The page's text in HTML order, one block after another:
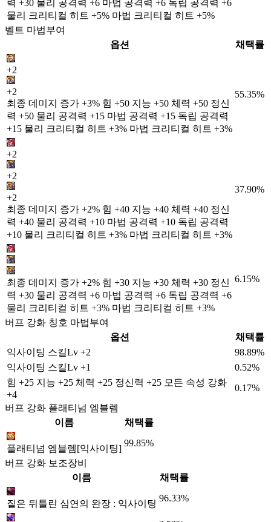
력 +30 물리 공격력 +6 마법 공격력 +6 독립 공격력 +6
물리 크리티컬 히트 +5% 마법 크리티컬 히트 +5%
벨트 마법부여
옵션
채택률
+2
+2
최종 데미지 증가 +3% 힘 +50 지능 +50 체력 +50 정신
력 +50 물리 공격력 +15 마법 공격력 +15 독립 공격력
+15 물리 크리티컬 히트 +3% 마법 크리티컬 히트 +3%
55.35%
+2
+2
+2
최종 데미지 증가 +2% 힘 +40 지능 +40 체력 +40 정신
력 +40 물리 공격력 +10 마법 공격력 +10 독립 공격력
+10 물리 크리티컬 히트 +3% 마법 크리티컬 히트 +3%
37.90%
최종 데미지 증가 +2% 힘 +30 지능 +30 체력 +30 정신
력 +30 물리 공격력 +6 마법 공격력 +6 독립 공격력 +6
물리 크리티컬 히트 +3% 마법 크리티컬 히트 +3%
6.15%
버프 강화 칭호 마법부여
옵션
채택률
익사이팅 스킬Lv +2
98.89%
익사이팅 스킬Lv +1
0.52%
힘 +25 지능 +25 체력 +25 정신력 +25 모든 속성 강화
+4
0.17%
버프 강화 플래티넘 엠블렘
이름
채택률
플래티넘 엠블렘[익사이팅]
99.85%
버프 강화 보조장비
이름
채택률
짙은 뒤틀린 심연의 완장 : 익사이팅
96.33%